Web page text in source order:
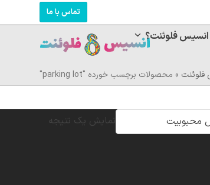
تماس با ما
انسیس فلوئنت؟
» محصولات برچسب خورده "parking lot"
نمایش یک نتیجه